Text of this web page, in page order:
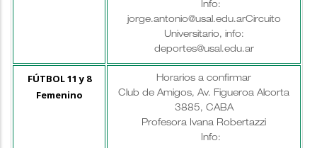
Info:
jorge.antonio@usal.edu.arCircuito
Universitario, info:
deportes@usal.edu.ar
FÚTBOL 11 y 8
Femenino
Horarios a confirmar
Club de Amigos, Av. Figueroa Alcorta
3885, CABA
Profesora Ivana Robertazzi
Info: